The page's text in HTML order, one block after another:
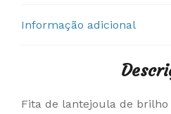
Informação adicional
Fita de lantejoula de brilho